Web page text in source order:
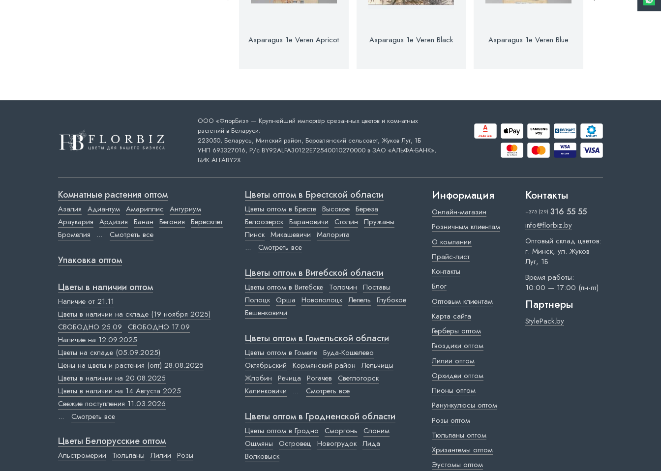
Asparagus 1e Veren Apricot Asparagus 1e Veren Black Asparagus 1e Veren Blue
ООО «ФлорБиз» — Крупнейший импортёр срезанных цветов и комнатных
растений в Беларуси.
223050, Беларусь, Минский район, Боровлянский сельсовет, Жуков Луг, 1Б
УНП 693327016, Р/с BY92ALFA30122E72540010270000 в ЗАО «АЛЬФА-БАНК»,
БИК ALFABY2X
Комнатные растения оптом
Азалия Адиантум Амариллис Антуриум
Араукария Ардизия Банан Бегония Бересклет
Бромелия
... Смотреть все
Упаковка оптом
Цветы в наличии оптом
Наличие от 21.11
Цветы в наличии на складе (19 ноября 2025)
СВОБОДНО 25.09 СВОБОДНО 17.09
Наличие на 12.09.2025
Цветы на складе (05.09.2025)
Цены на цветы и растения (опт) 28.08.2025
Цветы в наличии на 20.08.2025
Цветы в наличии на 14 Августа 2025
Свежие поступления 11.03.2026
... Смотреть все
Цветы Белорусские оптом
Альстромерии Тюльпаны Лилии Розы
Цветы оптом в Брестской области
Цветы оптом в Бресте Высокое Береза
Белоозерск Барановичи Столин Пружаны
Пинск Микашевичи Малорита
... Смотреть все
Цветы оптом в Витебской области
Цветы оптом в Витебске Толочин Поставы
Полоцк Орша Новополоцк Лепель Глубокое
Бешенковичи
Цветы оптом в Гомельской области
Цветы оптом в Гомеле Буда-Кошелево
Октябрьский Кормянский район Лельчицы
Жлобин Речица Рогачев Светлогорск
Калинковичи
... Смотреть все
Цветы оптом в Гродненской области
Цветы оптом в Гродно Сморгонь Слоним
Ошмяны Островец Новогрудок Лида
Волковыск
Информация
Онлайн-магазин
Розничным клиентам
О компании
Прайс-лист
Контакты
Блог
Оптовым клиентам
Карта сайта
Герберы оптом
Гвоздики оптом
Лилии оптом
Орхидеи оптом
Пионы оптом
Ранункулюсы оптом
Розы оптом
Тюльпаны оптом
Хризантемы оптом
Эустомы оптом
Контакты
+375 (29) 316 55 55
info@florbiz.by
Оптовый склад цветов:
г. Минск, ул. Жуков
Луг, 1Б
Время работы:
10:00 — 17:00 (пн-пт)
Партнеры
StylePack.by